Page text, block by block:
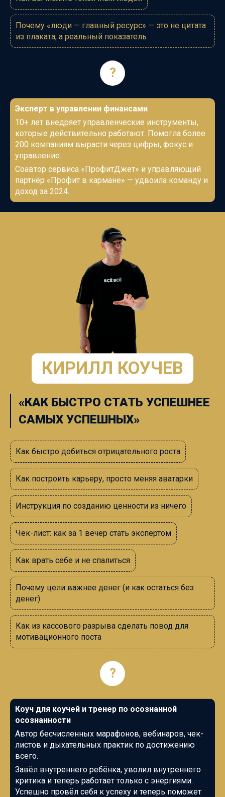
Почему «люди — главный ресурс» — это не цитата
из плаката, а реальный показатель
?
Эксперт в управлении финансами
10+ лет внедряет управленческие инструменты,
которые действительно работают. Помогла более
200 компаниям вырасти через цифры, фокус и
управление.
Соавтор сервиса «ПрофитДжет» и управляющий
партнёр «Профит в кармане» — удвоила команду и
доход за 2024.
КИРИЛЛ КОУЧЕВ
«КАК БЫСТРО СТАТЬ УСПЕШНЕЕ
САМЫХ УСПЕШНЫХ»
Как быстро добиться отрицательного роста
Как построить карьеру, просто меняя аватарки
Инструкция по созданию ценности из ничего
Чек-лист: как за 1 вечер стать экспертом
Как врать себе и не спалиться
Почему цели важнее денег (и как остаться без
денег)
Как из кассового разрыва сделать повод для
мотивационного поста
?
Коуч для коучей и тренер по осознанной
осознанности
Автор бесчисленных марафонов, вебинаров, чек-
листов и дыхательных практик по достижению
всего.
Завёл внутреннего ребёнка, уволил внутреннего
критика и теперь работает только с энергиями.
Успешно провёл себя к успеху и теперь поможет